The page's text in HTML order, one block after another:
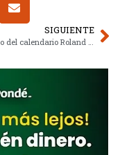
SIGUIENTE
Impacto del calendario Roland Garros 2026 en la cúspide del tenis